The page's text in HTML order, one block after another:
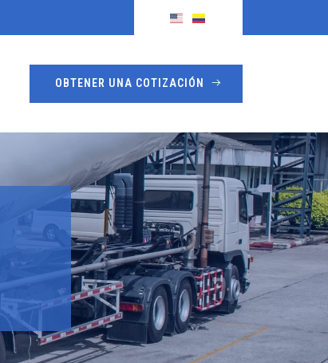
OBTENER UNA COTIZACIÓN